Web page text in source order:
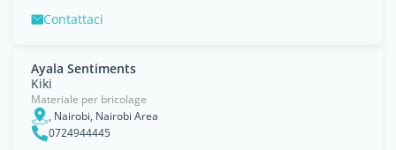
Contattaci
Ayala Sentiments
Kiki
Materiale per bricolage
, Nairobi, Nairobi Area
0724944445